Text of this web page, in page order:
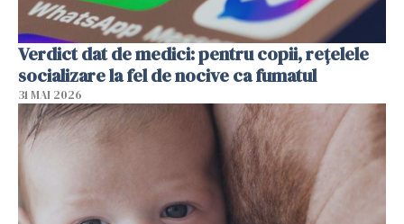
Verdict dat de medici: pentru copii, rețelele
socializare la fel de nocive ca fumatul
31 MAI 2026